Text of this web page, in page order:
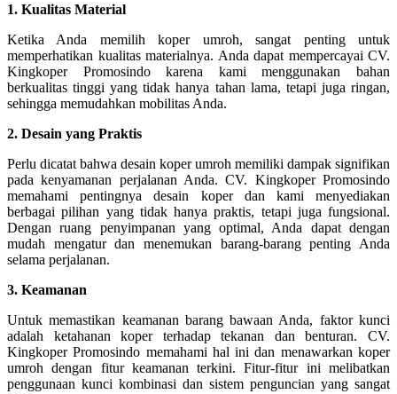
1. Kualitas Material
Ketika Anda memilih koper umroh, sangat penting untuk
memperhatikan kualitas materialnya. Anda dapat mempercayai CV.
Kingkoper Promosindo karena kami menggunakan bahan
berkualitas tinggi yang tidak hanya tahan lama, tetapi juga ringan,
sehingga memudahkan mobilitas Anda.
2. Desain yang Praktis
Perlu dicatat bahwa desain koper umroh memiliki dampak signifikan
pada kenyamanan perjalanan Anda. CV. Kingkoper Promosindo
memahami pentingnya desain koper dan kami menyediakan
berbagai pilihan yang tidak hanya praktis, tetapi juga fungsional.
Dengan ruang penyimpanan yang optimal, Anda dapat dengan
mudah mengatur dan menemukan barang-barang penting Anda
selama perjalanan.
3. Keamanan
Untuk memastikan keamanan barang bawaan Anda, faktor kunci
adalah ketahanan koper terhadap tekanan dan benturan. CV.
Kingkoper Promosindo memahami hal ini dan menawarkan koper
umroh dengan fitur keamanan terkini. Fitur-fitur ini melibatkan
penggunaan kunci kombinasi dan sistem penguncian yang sangat